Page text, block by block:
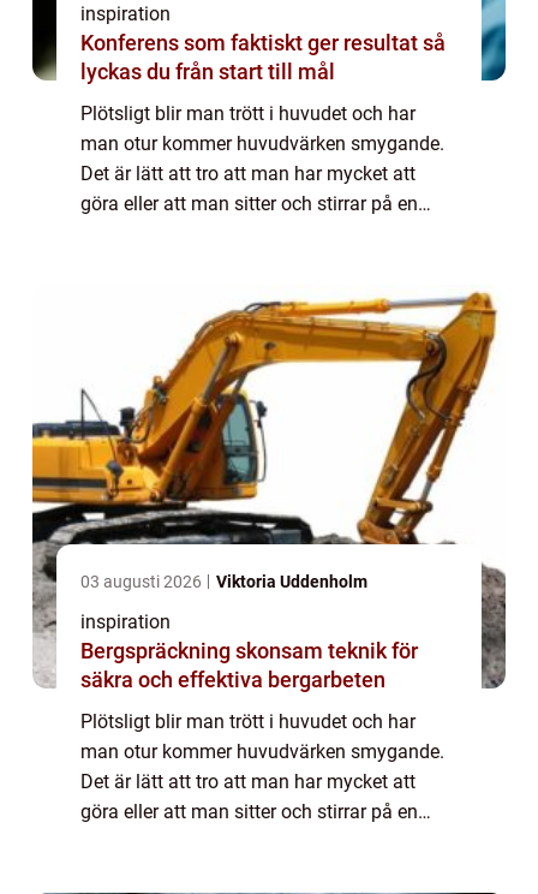
inspiration
Konferens som faktiskt ger resultat så
lyckas du från start till mål
Plötsligt blir man trött i huvudet och har
man otur kommer huvudvärken smygande.
Det är lätt att tro att man har mycket att
göra eller att man sitter och stirrar på en
03 augusti 2026 Viktoria Uddenholm
inspiration
Bergspräckning skonsam teknik för
säkra och effektiva bergarbeten
Plötsligt blir man trött i huvudet och har
man otur kommer huvudvärken smygande.
Det är lätt att tro att man har mycket att
göra eller att man sitter och stirrar på en